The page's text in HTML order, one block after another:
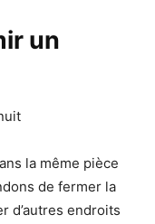
un
la même pièce
de fermer la
d’autres endroits